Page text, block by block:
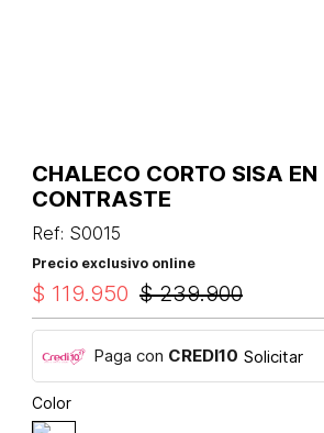
CHALECO CORTO SISA EN
CONTRASTE
Ref: S0015
Precio exclusivo online
$ 239.900
$ 119.950
Paga con CREDI10 Solicitar
Color